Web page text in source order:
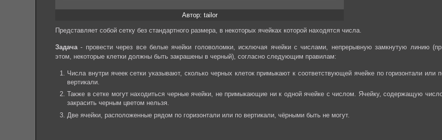
Автор: tailor
Представляет собой сетку без стандартного размера, в некоторых ячейках которой находятся числа.
Задача- провести через все белые ячейки головоломки, исключая ячейки с числами, непрерывную замкнутую линию
этом, некоторые клетки должны быть закрашены в черный), согласно следующим правилам:
Числа внутри ячеек сетки указывают, сколько черных клеток примыкают к соответствующей ячейке по горизонтали или
вертикали.
Также в сетке могут находиться черные ячейки, не примыкающие ни к одной ячейке с числом. Ячейку, содержащую
закрасить черным цветом нельзя.
Две ячейки, расположенные рядом по горизонтали или по вертикали, чёрными быть не могут.